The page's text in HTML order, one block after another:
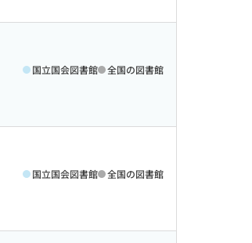
国立国会図書館 全国の図書館
国立国会図書館 全国の図書館